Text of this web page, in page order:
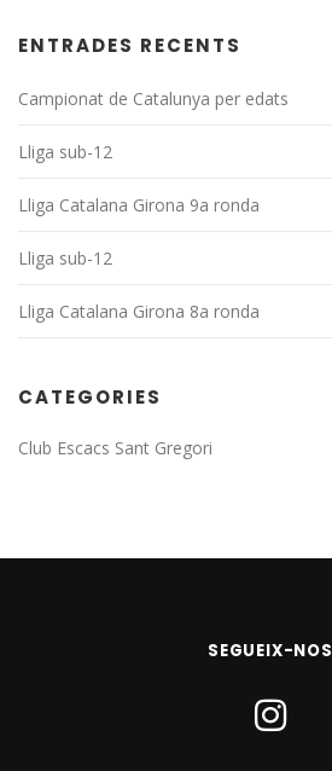
ENTRADES RECENTS
Campionat de Catalunya per edats
Lliga sub-12
Lliga Catalana Girona 9a ronda
Lliga sub-12
Lliga Catalana Girona 8a ronda
CATEGORIES
Club Escacs Sant Gregori
SEGUEIX-NOS